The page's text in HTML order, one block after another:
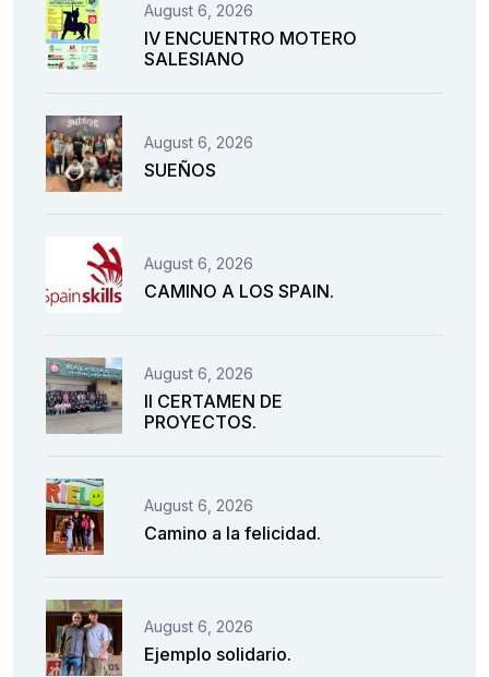
August 6, 2026
IV ENCUENTRO MOTERO
SALESIANO
August 6, 2026
SUEÑOS
August 6, 2026
CAMINO A LOS SPAIN.
August 6, 2026
II CERTAMEN DE
PROYECTOS.
August 6, 2026
Camino a la felicidad.
August 6, 2026
Ejemplo solidario.